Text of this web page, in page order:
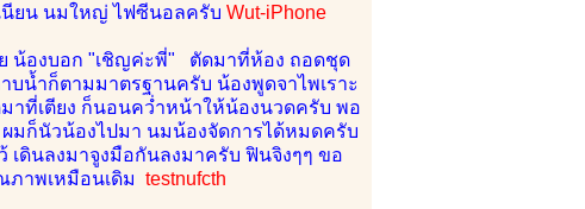
นียน นมใหญ่ ไฟซีนอลครับ Wut-iPhone
น้องบอก "เชิญค่ะพี่" ตัดมาที่ห้อง ถอดชุด
น้ำก็ตามมาตรฐานครับ น้องพูดจาไพเราะ
ที่เตียง ก็นอนคว่ำหน้าให้น้องนวดครับ พอ
มก็นัวน้องไปมา นมน้องจัดการได้หมดครับ
เดินลงมาจูงมือกันลงมาครับ ฟินจิงๆๆ ขอ
าพเหมือนเดิม testnufcth